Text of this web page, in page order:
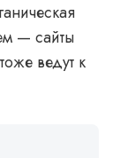
— сайты
ведут к